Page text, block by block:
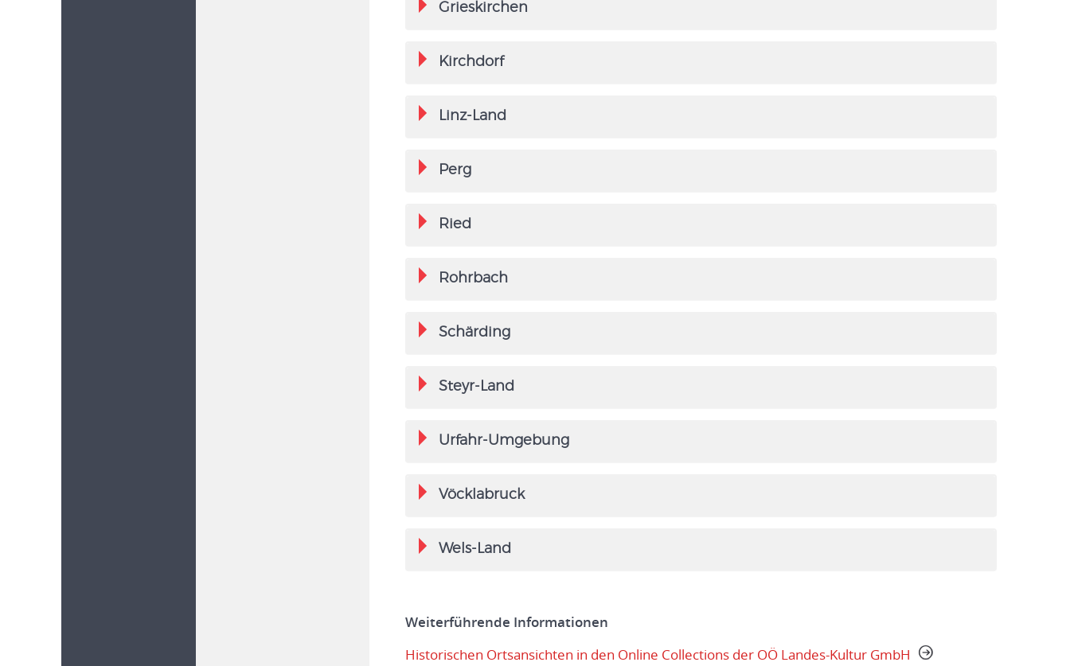
Grieskirchen
Kirchdorf
Linz-Land
Perg
Ried
Rohrbach
Schärding
Steyr-Land
Urfahr-Umgebung
Vöcklabruck
Wels-Land
Weiterführende Informationen
Historischen Ortsansichten in den Online Collections der OÖ Landes-Kultur GmbH